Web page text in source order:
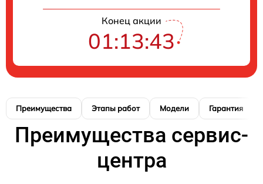
Конец акции
01:13:42
Преимущества Этапы работ Модели Гарантия
Преимущества сервис-
центра